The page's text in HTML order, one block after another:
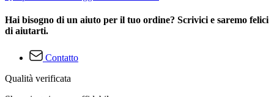
Hai bisogno di un aiuto per il tuo ordine? Scrivici e saremo felici
di aiutarti.
Contatto
Qualità verificata